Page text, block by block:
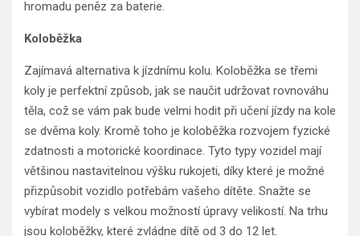
hromadu peněz za baterie.
Koloběžka
Zajímavá alternativa k jízdnímu kolu. Koloběžka se třemi
koly je perfektní způsob, jak se naučit udržovat rovnováhu
těla, což se vám pak bude velmi hodit při učení jízdy na kole
se dvěma koly. Kromě toho je koloběžka rozvojem fyzické
zdatnosti a motorické koordinace. Tyto typy vozidel mají
většinou nastavitelnou výšku rukojeti, díky které je možné
přizpůsobit vozidlo potřebám vašeho dítěte. Snažte se
vybírat modely s velkou možností úpravy velikostí. Na trhu
jsou koloběžky, které zvládne dítě od 3 do 12 let.